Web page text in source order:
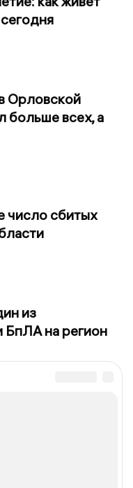
Орловской
больше всех, а
число сбитых
из
БпЛА на регион